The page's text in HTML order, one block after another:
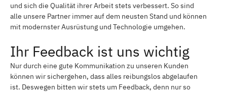
und sich die Qualität ihrer Arbeit stets verbessert. So sind
alle unsere Partner immer auf dem neusten Stand und können
mit modernster Ausrüstung und Technologie umgehen.
Ihr Feedback ist uns wichtig
Nur durch eine gute Kommunikation zu unseren Kunden
können wir sichergehen, dass alles reibungslos abgelaufen
ist. Deswegen bitten wir stets um Feedback, denn nur so